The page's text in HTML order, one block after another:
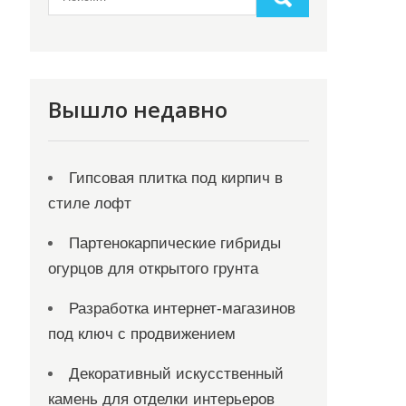
Вышло недавно
Гипсовая плитка под кирпич в
стиле лофт
Партенокарпические гибриды
огурцов для открытого грунта
Разработка интернет-магазинов
под ключ с продвижением
Декоративный искусственный
камень для отделки интерьеров